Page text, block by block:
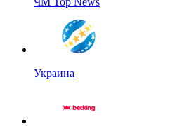
Украина